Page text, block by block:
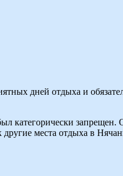
дней отдыха и
категорически запрещен.
места отдыха в